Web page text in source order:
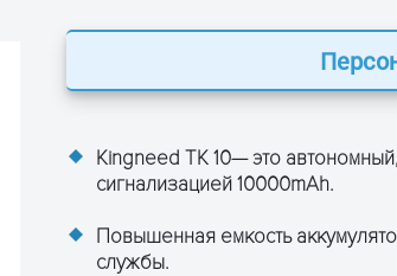
Kingneed TK 10— это
сигнализацией 10000mAh.
Повышенная емкость
службы.
трекер Kingneed TK10
369
U-BLOX G7020-ST, 50 каналов